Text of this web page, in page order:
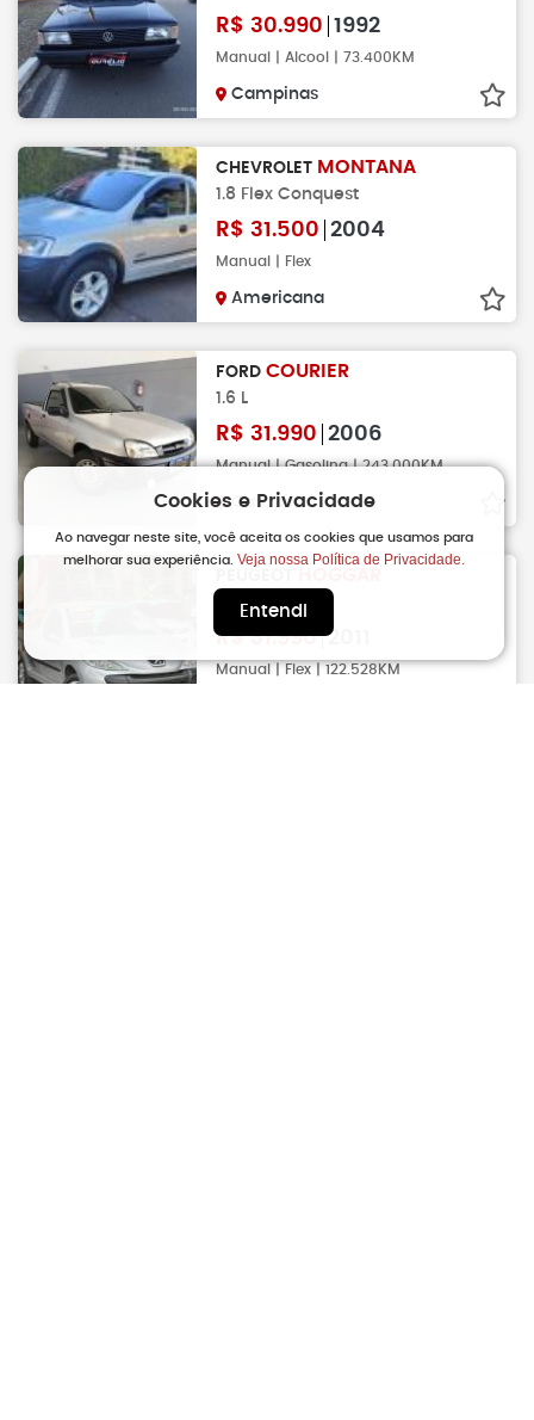
R$ 30.990 1992
Manual | Alcool | 73.400KM
Campinas
CHEVROLET MONTANA
1.8 Flex Conquest
R$ 31.500 2004
Manual | Flex
Americana
FORD COURIER
1.6 L
R$ 31.990 2006
Manual | Gasolina | 243.000KM
Campinas
1.4 X-line Flex
R$31.990 2011
Manual | Flex | 122.528KM
Cookies e Privacidade
Ao navegar neste site, você aceita os cookies que usamos para
melhorar sua experiência.Veja nossa Política de Privacidade.
Entendi